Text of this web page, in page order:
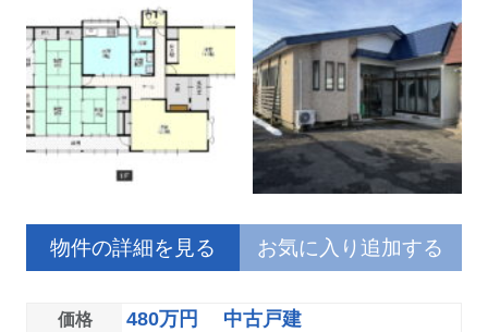
物件の詳細を見る お気に入り追加する
価格 480万円 中古戸建